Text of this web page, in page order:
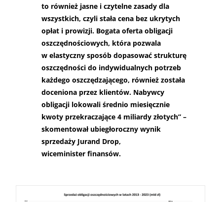
to również jasne i czytelne zasady dla
wszystkich, czyli stała cena bez ukrytych
opłat i prowizji. Bogata oferta obligacji
oszczędnościowych, która pozwala
w elastyczny sposób dopasować strukturę
oszczędności do indywidualnych potrzeb
każdego oszczędzającego, również została
doceniona przez klientów. Nabywcy
obligacji lokowali średnio miesięcznie
kwoty przekraczające 4 miliardy złotych” –
skomentował ubiegłoroczny wynik
sprzedaży Jurand Drop,
wiceminister finansów.